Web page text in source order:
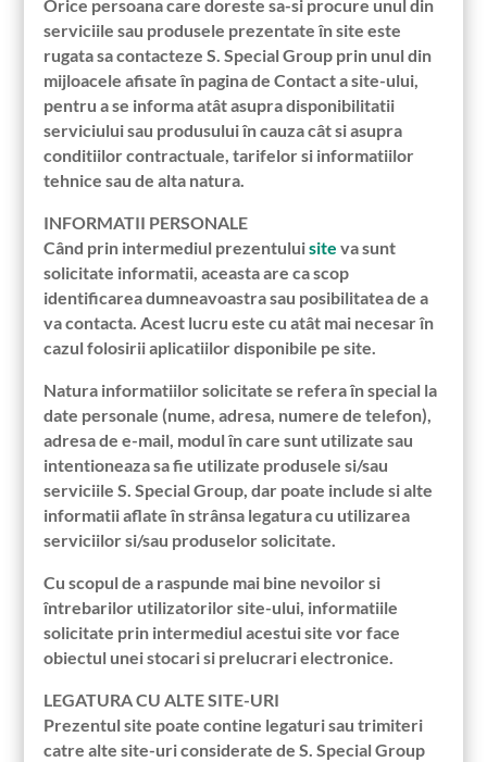
Orice persoana care doreste sa-si procure unul din
serviciile sau produsele prezentate în site este
rugata sa contacteze S. Special Group prin unul din
mijloacele afisate în pagina de Contact a site-ului,
pentru a se informa atât asupra disponibilitatii
serviciului sau produsului în cauza cât si asupra
conditiilor contractuale, tarifelor si informatiilor
tehnice sau de alta natura.
INFORMATII PERSONALE
Când prin intermediul prezentuluisiteva sunt
solicitate informatii, aceasta are ca scop
identificarea dumneavoastra sau posibilitatea de a
va contacta. Acest lucru este cu atât mai necesar în
cazul folosirii aplicatiilor disponibile pe site.
Natura informatiilor solicitate se refera în special la
date personale (nume, adresa, numere de telefon),
adresa de e-mail, modul în care sunt utilizate sau
intentioneaza sa fie utilizate produsele si/sau
serviciile S. Special Group, dar poate include si alte
informatii aflate în strânsa legatura cu utilizarea
serviciilor si/sau produselor solicitate.
Cu scopul de a raspunde mai bine nevoilor si
întrebarilor utilizatorilor site-ului, informatiile
solicitate prin intermediul acestui site vor face
obiectul unei stocari si prelucrari electronice.
LEGATURA CU ALTE SITE-URI
Prezentul site poate contine legaturi sau trimiteri
catre alte site-uri considerate de S. Special Group